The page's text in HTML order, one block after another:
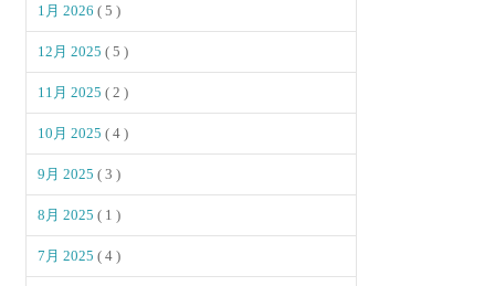
1月 2026( 5 )
12月 2025( 5 )
11月 2025( 2 )
10月 2025( 4 )
9月 2025( 3 )
8月 2025( 1 )
7月 2025( 4 )